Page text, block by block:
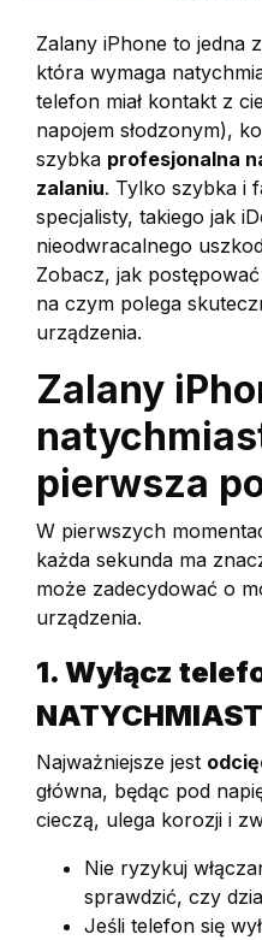
Zalany iPhone to jedna
która wymaga
telefon miał kontakt z
napojem słodzonym),
szybka profesjonalna
zalaniu. Tylko szybka i
specjalisty, takiego jak
nieodwracalnego
Zobacz, jak
na czym polega
urządzenia.
Zalany
pierwsza
W pierwszych
każda sekunda ma
może zadecydować o
urządzenia.
1. Wyłącz
NATYCHMIAST
Najważniejsze jest
główna, będąc pod
cieczą, ulega korozji i
Nie ryzykuj
sprawdzić, czy
Jeśli telefon się